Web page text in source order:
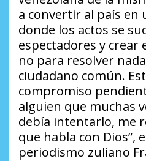
a convertir al país en
donde los actos se
espectadores y crear
no para resolver
ciudadano común.
compromiso
alguien que muchas
debía intentarlo, me
que habla con Dios”,
periodismo zuliano